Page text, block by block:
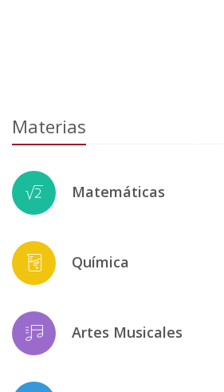
Materias
Matemáticas
Química
Artes Musicales